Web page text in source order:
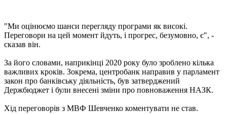
"Ми оцінюємо шанси перегляду програми як високі.
Переговори на цей момент йдуть, і прогрес, безумовно, є", -
сказав він.
За його словами, наприкінці 2020 року було зроблено кілька
важливих кроків. Зокрема, центробанк направив у парламент
закон про банківську діяльність, був затверджений
Держбюджет і були внесені зміни про повноваження НАЗК.
Хід переговорів з МВФ Шевченко коментувати не став.